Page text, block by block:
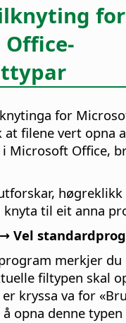
for
for
filene vert opna
Microsoft Office,
høgreklikk
knyta til eit anna
Vel
merkjer
filtypen skal
kryssa va for
opna denne typen